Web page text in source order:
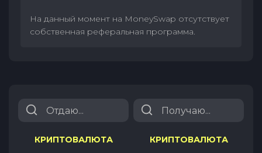
На данный момент на MoneySwap отсутствует
собственная реферальная программа.
КРИПТОВАЛЮТА
КРИПТОВАЛЮТА